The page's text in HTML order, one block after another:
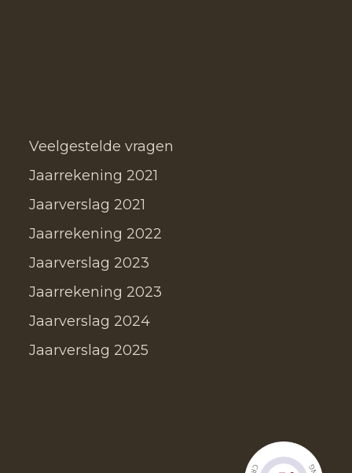
Veelgestelde vragen
Jaarrekening 2021
Jaarverslag 2021
Jaarrekening 2022
Jaarverslag 2023
Jaarrekening 2023
Jaarverslag 2024
Jaarverslag 2025